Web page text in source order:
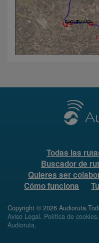
Todas las
Buscador de
Quieres ser
Cómo funciona
Copyright © 2026
Aviso Legal. Política de cookies.
Audioruta.